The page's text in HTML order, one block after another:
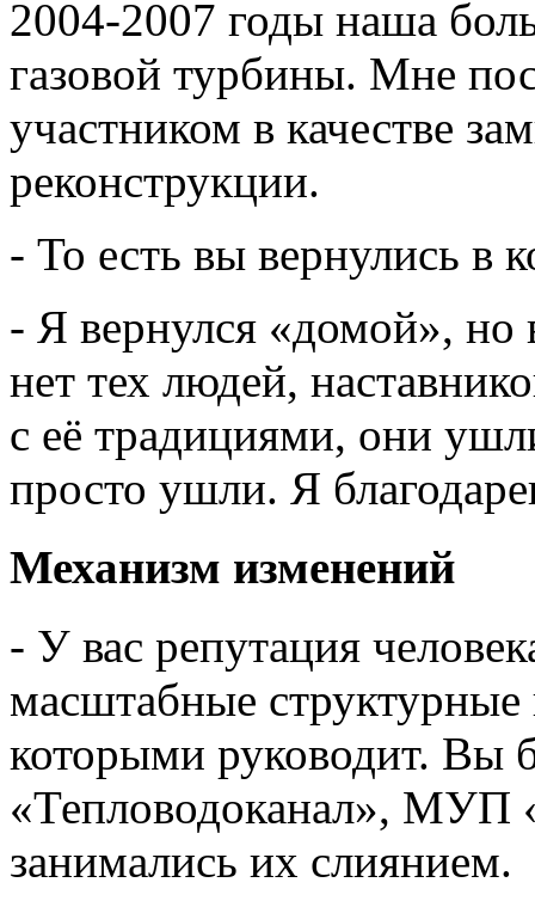
2004-2007 годы наша
газовой турбины. Мне
участником в качестве
реконструкции.
- То есть вы вернулись в
- Я вернулся «домой», но
нет тех людей,
с её традициями, они
просто ушли. Я
Механизм изменений
- У вас репутация
масштабные
которыми руководит.
«Тепловодоканал», МУП
занимались их слиянием.